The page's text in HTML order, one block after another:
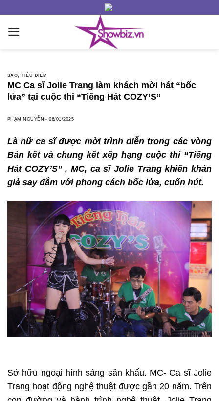
content
SAO ,TIÊU ĐIỂM
MC Ca sĩ Jolie Trang làm khách mời hát “bốc
lửa” tại cuộc thi “Tiếng Hát COZY’S”
PHẠM NGUYỄN -06/01/2025
Là nữ ca sĩ được mời trình diễn trong các vòng
Bán kết và chung kết xếp hạng cuộc thi “Tiếng
Hát COZY’S” , MC, ca sĩ Jolie Trang khiến khán
giả say đắm với phong cách bốc lửa, cuốn hút.
Sở hữu ngoại hình sáng sân khấu, MC- Ca sĩ Jolie
Trang hoạt động nghệ thuật được gần 20 năm. Trên